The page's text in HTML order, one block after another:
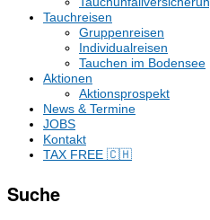
Tauchreisen
Gruppenreisen
Individualreisen
Tauchen im Bodensee
Aktionen
Aktionsprospekt
News & Termine
JOBS
Kontakt
TAX FREE 🇨🇭
Suche